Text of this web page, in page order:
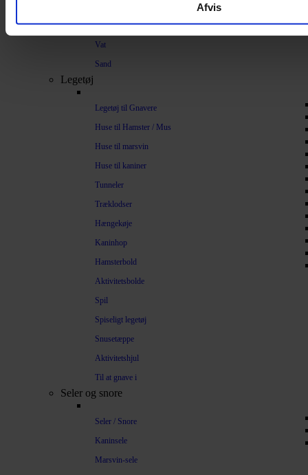
Afvis
Træpiller
Vat
Sand
Legetøj
Legetøj til Gnavere
Huse til Hamster / Mus
Huse til marsvin
Huse til kaniner
Tunneler
Træklodser
Hængekøje
Kaninhop
Hamsterbold
Aktivitetsbolde
Spil
Spiseligt legetøj
Snusetæppe
Aktivitetshjul
Til at gnave i
Seler og snore
Seler / Snore
Kaninsele
Marsvin-sele